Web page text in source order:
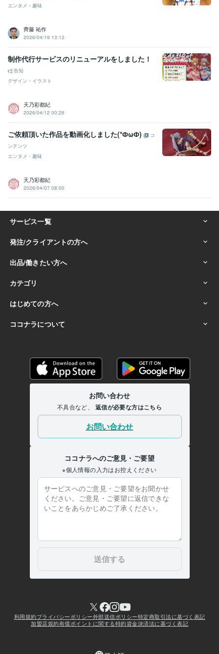
エンタメ・趣味
齊藤 祐作
2026/04/19 13:12
制作代行サービスのリニューアルをしました！
告知
デザイン・イラスト
天乃彩都紀
2026/04/12 00:26
ご依頼頂いた作品を動画化しました(*ФωФ)
コ
ンテンツ
エンタメ・趣味
天乃彩都紀
2026/04/07 08:00